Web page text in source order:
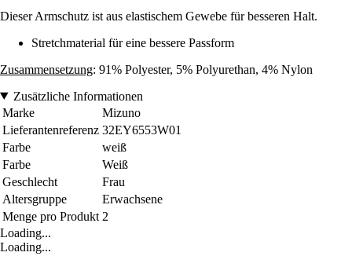
Dieser Armschutz ist aus elastischem Gewebe für besseren Halt.
Stretchmaterial für eine bessere Passform
Zusammensetzung: 91% Polyester, 5% Polyurethan, 4% Nylon
Zusätzliche Informationen
Marke
Mizuno
Lieferantenreferenz 32EY6553W01
Farbe
weiß
Farbe
Weiß
Geschlecht
Frau
Altersgruppe
Erwachsene
Menge pro Produkt 2
Loading...
Loading...